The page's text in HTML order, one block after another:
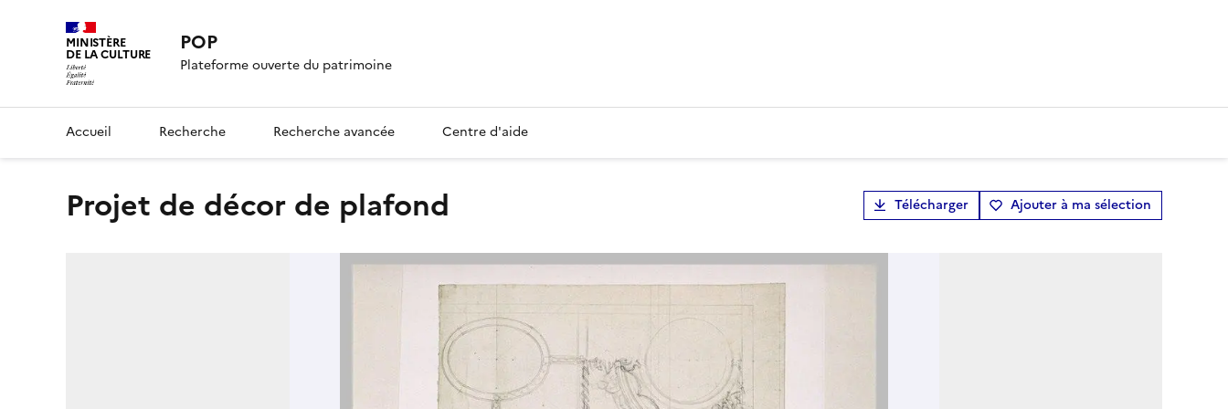
MINISTÈRE
DE LA CULTURE POP
Plateforme ouverte du patrimoine
Accueil Recherche Recherche avancée Centre d'aide
Projet de décor de plafond Télécharger Ajouter à ma sélection